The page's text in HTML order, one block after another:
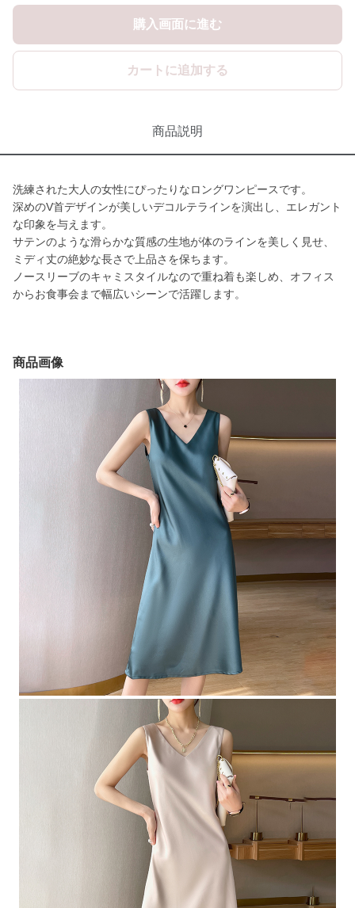
購入画面に進む
カートに追加する
商品説明
洗練された大人の女性にぴったりなロングワンピースです。
深めのV首デザインが美しいデコルテラインを演出し、エレガント
な印象を与えます。
サテンのような滑らかな質感の生地が体のラインを美しく見せ、
ミディ丈の絶妙な長さで上品さを保ちます。
ノースリーブのキャミスタイルなので重ね着も楽しめ、オフィス
からお食事会まで幅広いシーンで活躍します。
商品画像